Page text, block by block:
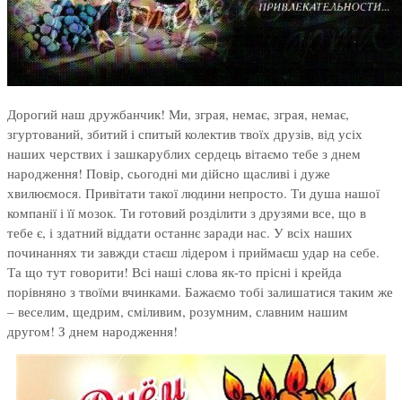
Дорогий наш дружбанчик! Ми, зграя, немає, зграя, немає,
згуртований, збитий і спитый колектив твоїх друзів, від усіх
наших черствих і зашкарублих сердець вітаємо тебе з днем
народження! Повір, сьогодні ми дійсно щасливі і дуже
хвилюємося. Привітати такої людини непросто. Ти душа нашої
компанії і її мозок. Ти готовий розділити з друзями все, що в
тебе є, і здатний віддати останнє заради нас. У всіх наших
починаннях ти завжди стаєш лідером і приймаєш удар на себе.
Та що тут говорити! Всі наші слова як-то прісні і крейда
порівняно з твоїми вчинками. Бажаємо тобі залишатися таким же
– веселим, щедрим, сміливим, розумним, славним нашим
другом! З днем народження!